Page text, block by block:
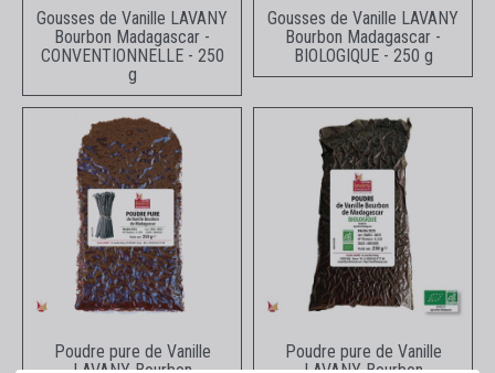
Aperçu rapide
Gousses de Vanille LAVANY
Bourbon Madagascar -
CONVENTIONNELLE - 250
g
Aperçu rapide
Gousses de Vanille LAVANY
Bourbon Madagascar -
BIOLOGIQUE - 250 g
Aperçu rapide
Poudre pure de Vanille
Aperçu rapide
Poudre pure de Vanille